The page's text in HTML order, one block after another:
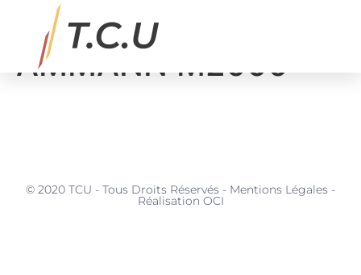
BETON Malaxeur
AMMANN M2000
© 2020 TCU - Tous Droits Réservés - Mentions Légales -
Réalisation OCI